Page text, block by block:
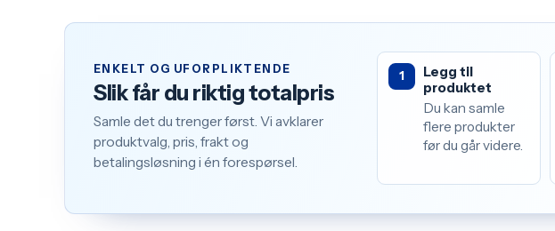
ENKELT OG UFORPLIKTENDE
Slik får du riktig totalpris
Samle det du trenger først. Vi avklarer
produktvalg, pris, frakt og
betalingsløsning i én forespørsel.
1
Legg til
produktet
Du kan samle
flere produkter
før du går videre.